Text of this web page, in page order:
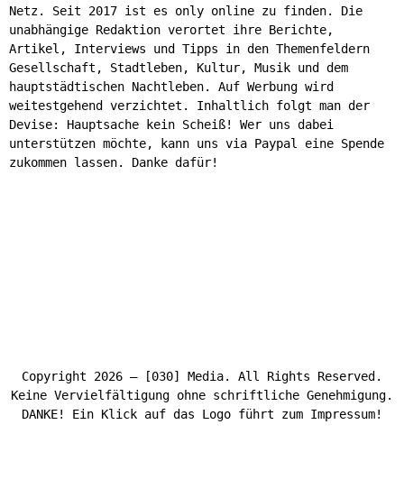
Netz. Seit 2017 ist es only online zu finden. Die
unabhängige Redaktion verortet ihre Berichte,
Artikel, Interviews und Tipps in den Themenfeldern
Gesellschaft, Stadtleben, Kultur, Musik und dem
hauptstädtischen Nachtleben. Auf Werbung wird
weitestgehend verzichtet. Inhaltlich folgt man der
Devise: Hauptsache kein Scheiß! Wer uns dabei
unterstützen möchte, kann uns via Paypal eine Spende
zukommen lassen. Danke dafür!
Copyright 2026 – [030] Media. All Rights Reserved.
Keine Vervielfältigung ohne schriftliche Genehmigung.
DANKE! Ein Klick auf das Logo führt zum Impressum!